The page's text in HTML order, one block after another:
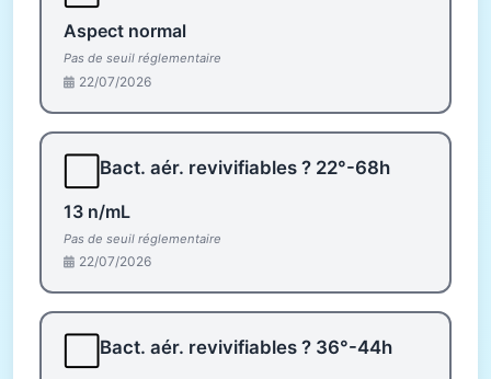
Aspect normal
Pas de seuil réglementaire
22/07/2026
Bact. aér. revivifiables ? 22°-68h
13 n/mL
Pas de seuil réglementaire
22/07/2026
Bact. aér. revivifiables ? 36°-44h